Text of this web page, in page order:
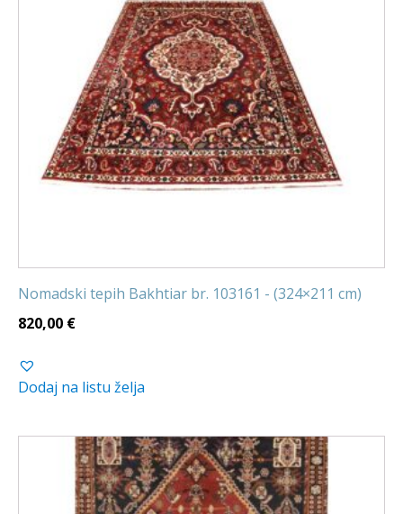
Nomadski tepih Bakhtiar br. 103161 - (324×211 cm)
820,00 €
Dodaj na listu želja